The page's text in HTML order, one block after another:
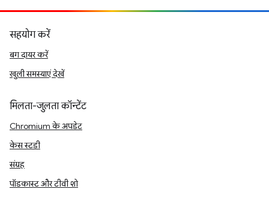
सहयोग करें
बग दायर करें
खुली समस्याएं देखें
मिलता-जुलता कॉन्टेंट
Chromium के अपडेट
केस स्टडी
संग्रह
पॉडकास्ट और टीवी शो